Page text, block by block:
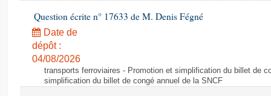
Question écrite n° 17633 de M. Denis Fégné
Date de
dépôt :
04/08/2026
transports ferroviaires - Promotion et simplification du billet de
simplification du billet de congé annuel de la SNCF